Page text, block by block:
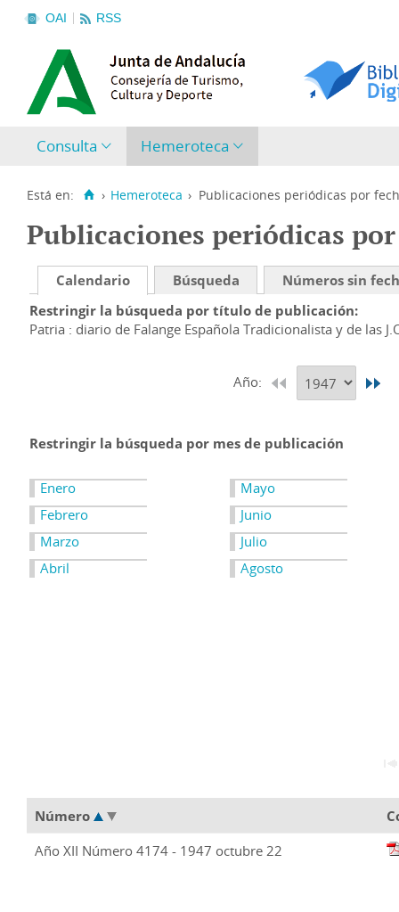
OAI RSS
Consulta Hemeroteca
Está en: › Hemeroteca › Publicaciones periódicas por
Publicaciones periódicas
Calendario Búsqueda
Números sin
Restringir la búsqueda por título de publicación
Patria : diario de Falange Española Tradicionalista y de las
Año:
Restringir la búsqueda por mes de publicación
Enero
Febrero
Marzo
Abril
Mayo
Junio
Julio
Agosto
Número
Año XII Número 4174 - 1947 octubre 22